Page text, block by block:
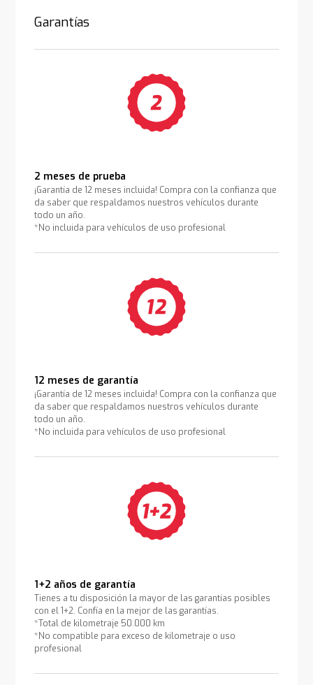
Garantías
2 meses de prueba
¡Garantía de 12 meses incluida! Compra con la confianza que
da saber que respaldamos nuestros vehículos durante
todo un año.
*No incluida para vehículos de uso profesional
12 meses de garantía
¡Garantía de 12 meses incluida! Compra con la confianza que
da saber que respaldamos nuestros vehículos durante
todo un año.
*No incluida para vehículos de uso profesional
1+2 años de garantía
Tienes a tu disposición la mayor de las garantías posibles
con el 1+2. Confía en la mejor de las garantías.
*Total de kilometraje 50.000 km
*No compatible para exceso de kilometraje o uso
profesional